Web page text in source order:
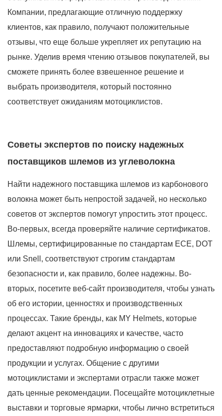
Компании, предлагающие отличную поддержку
клиентов, как правило, получают положительные
отзывы, что еще больше укрепляет их репутацию на
рынке. Уделив время чтению отзывов покупателей, вы
сможете принять более взвешенное решение и
выбрать производителя, который постоянно
соответствует ожиданиям мотоциклистов.
Советы экспертов по поиску надежных
поставщиков шлемов из углеволокна
Найти надежного поставщика шлемов из карбонового
волокна может быть непростой задачей, но несколько
советов от экспертов помогут упростить этот процесс.
Во-первых, всегда проверяйте наличие сертификатов.
Шлемы, сертифицированные по стандартам ECE, DOT
или Snell, соответствуют строгим стандартам
безопасности и, как правило, более надежны. Во-
вторых, посетите веб-сайт производителя, чтобы узнать
об его истории, ценностях и производственных
процессах. Такие бренды, как MY Helmets, которые
делают акцент на инновациях и качестве, часто
предоставляют подробную информацию о своей
продукции и услугах. Общение с другими
мотоциклистами и экспертами отрасли также может
дать ценные рекомендации. Посещайте мотоциклетные
выставки и торговые ярмарки, чтобы лично встретиться